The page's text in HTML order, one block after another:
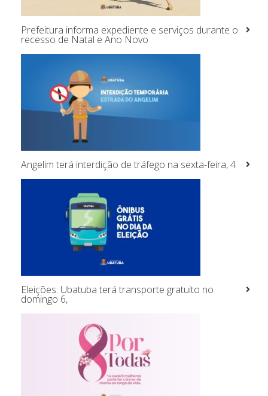
Prefeitura informa expediente e serviços durante o
recesso de Natal e Ano Novo
Angelim terá interdição de tráfego na sexta-feira, 4
Eleições: Ubatuba terá transporte gratuito no
domingo 6,